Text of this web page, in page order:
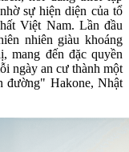
sự hiện diện của tổ
Việt Nam. Lần đầu
nhiên giàu khoáng
mang đến đặc quyền
ngày an cư thành một
đường" Hakone, Nhật